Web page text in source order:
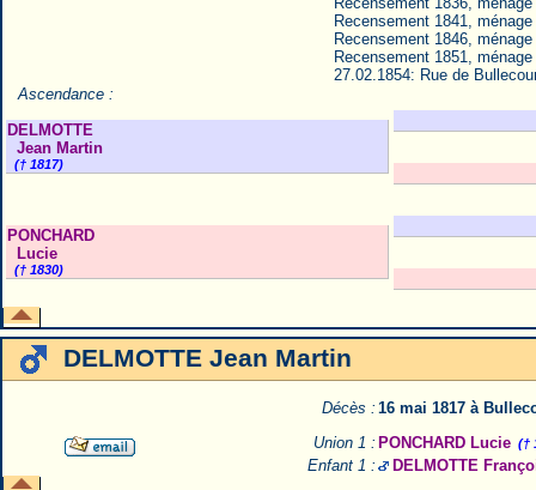
Recensement 1841,
Recensement 1846,
Recensement 1851,
27.02.1854: Rue de
DELMOTTE
Jean Martin
(† 1817)
PONCHARD
Lucie
(† 1830)
Ascendance :
DELMOTTE Jean Martin
Décès : 16 mai 1817 à
Union 1 : PONCHARD Lucie (†
Enfant 1 : DELMOTTE